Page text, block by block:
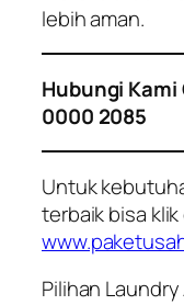
lebih aman.
Hubungi
0000 2085
Untuk
terbaik bisa klik
Pilihan